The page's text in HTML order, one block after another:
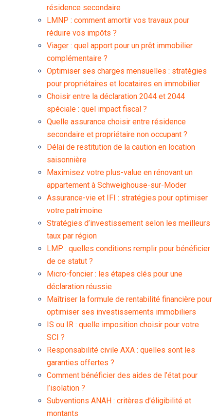
résidence secondaire
LMNP : comment amortir vos travaux pour
réduire vos impôts ?
Viager : quel apport pour un prêt immobilier
complémentaire ?
Optimiser ses charges mensuelles : stratégies
pour propriétaires et locataires en immobilier
Choisir entre la déclaration 2044 et 2044
spéciale : quel impact fiscal ?
Quelle assurance choisir entre résidence
secondaire et propriétaire non occupant ?
Délai de restitution de la caution en location
saisonnière
Maximisez votre plus-value en rénovant un
appartement à Schweighouse-sur-Moder
Assurance-vie et IFI : stratégies pour optimiser
votre patrimoine
Stratégies d’investissement selon les meilleurs
taux par région
LMP : quelles conditions remplir pour bénéficier
de ce statut ?
Micro-foncier : les étapes clés pour une
déclaration réussie
Maîtriser la formule de rentabilité financière pour
optimiser ses investissements immobiliers
IS ou IR : quelle imposition choisir pour votre
SCI ?
Responsabilité civile AXA : quelles sont les
garanties offertes ?
Comment bénéficier des aides de l’état pour
l’isolation ?
Subventions ANAH : critères d’éligibilité et
montants